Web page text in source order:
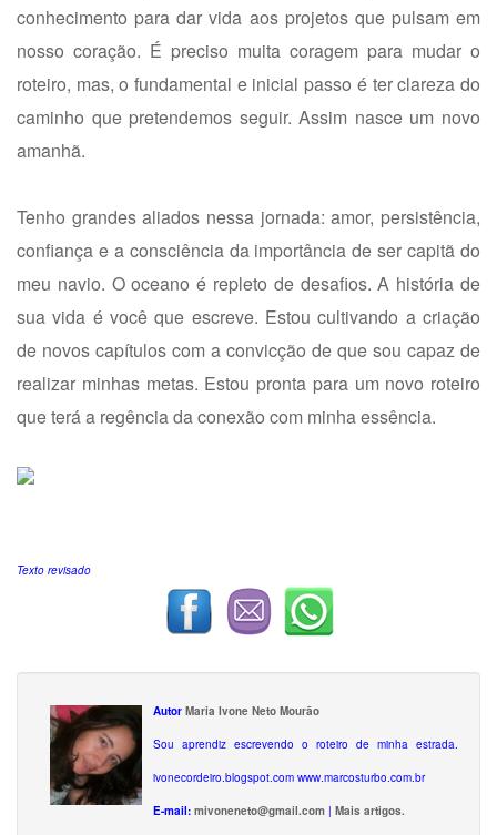
conhecimento para dar vida aos projetos que pulsam em
nosso coração. É preciso muita coragem para mudar o
roteiro, mas, o fundamental e inicial passo é ter clareza do
caminho que pretendemos seguir. Assim nasce um novo
amanhã.
Tenho grandes aliados nessa jornada: amor, persistência,
confiança e a consciência da importância de ser capitã do
meu navio. O oceano é repleto de desafios. A história de
sua vida é você que escreve. Estou cultivando a criação
de novos capítulos com a convicção de que sou capaz de
realizar minhas metas. Estou pronta para um novo roteiro
que terá a regência da conexão com minha essência.
Texto revisado
Autor Maria Ivone Neto Mourão
Sou aprendiz escrevendo o roteiro de minha estrada.
ivonecordeiro.blogspot.com www.marcosturbo.com.br
E-mail: mivoneneto@gmail.com | Mais artigos.